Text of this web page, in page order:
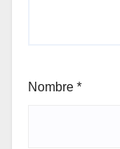
Nombre *